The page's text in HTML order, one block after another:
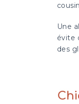
Une
évite
des